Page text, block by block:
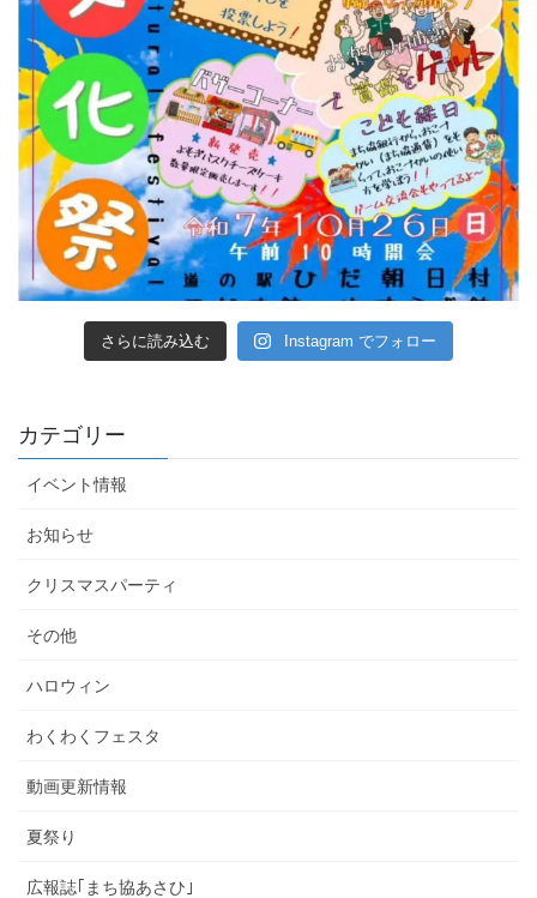
さらに読み込む Instagram でフォロー
カテゴリー
イベント情報
お知らせ
クリスマスパーティ
その他
ハロウィン
わくわくフェスタ
動画更新情報
夏祭り
広報誌｢まち協あさひ｣